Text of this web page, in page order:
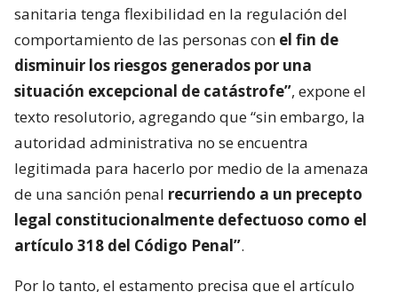
sanitaria tenga flexibilidad en la regulación del
comportamiento de las personas con el fin de
disminuir los riesgos generados por una
situación excepcional de catástrofe”, expone el
texto resolutorio, agregando que “sin embargo, la
autoridad administrativa no se encuentra
legitimada para hacerlo por medio de la amenaza
de una sanción penal recurriendo a un precepto
legal constitucionalmente defectuoso como el
artículo 318 del Código Penal”.
Por lo tanto, el estamento precisa que el artículo